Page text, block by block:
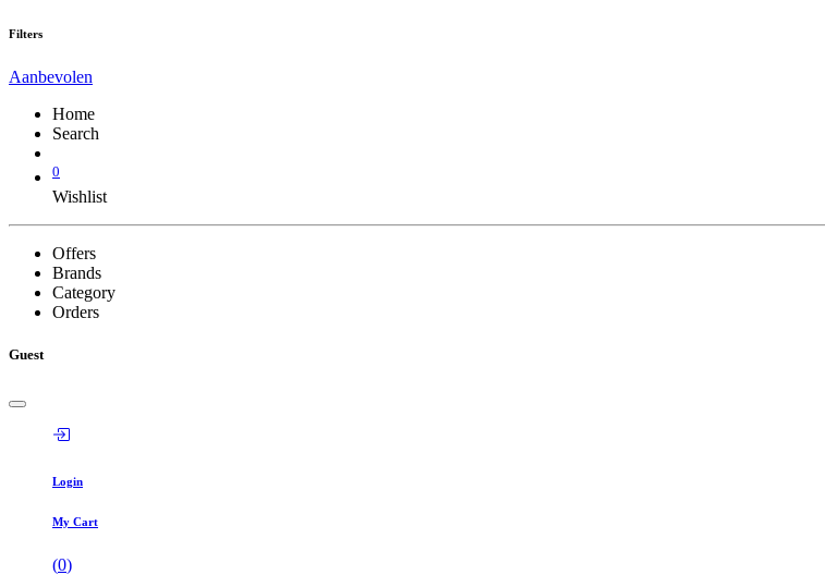
Filters
Aanbevolen
Home
Search
0
Wishlist
Offers
Brands
Category
Orders
Guest
Login
My Cart
(0)